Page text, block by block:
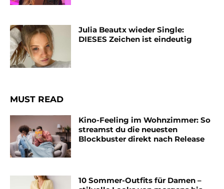
Julia Beautx wieder Single:
DIESES Zeichen ist eindeutig
MUST READ
Kino-Feeling im Wohnzimmer: So
streamst du die neuesten
Blockbuster direkt nach Release
10 Sommer-Outfits für Damen –